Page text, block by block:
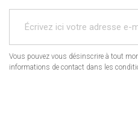
Vous pouvez vous désinscrire à tout
informations de contact dans les